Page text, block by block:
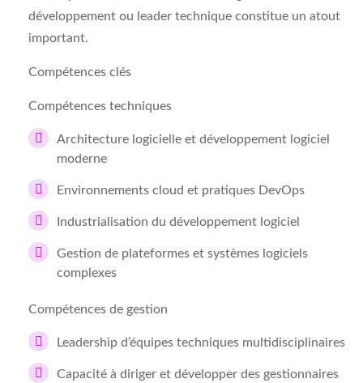
développement ou leader technique constitue un atout
important.
Compétences clés
Compétences techniques
Architecture logicielle et développement logiciel
moderne
Environnements cloud et pratiques DevOps
Industrialisation du développement logiciel
Gestion de plateformes et systèmes logiciels
complexes
Compétences de gestion
Leadership d’équipes techniques multidisciplinaires
Capacité à diriger et développer des gestionnaires